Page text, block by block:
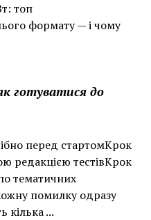
топ
формату — і чому
готуватися до
перед стартомКрок
редакцією тестівКрок
тематичних
помилку одразу
кілька ...